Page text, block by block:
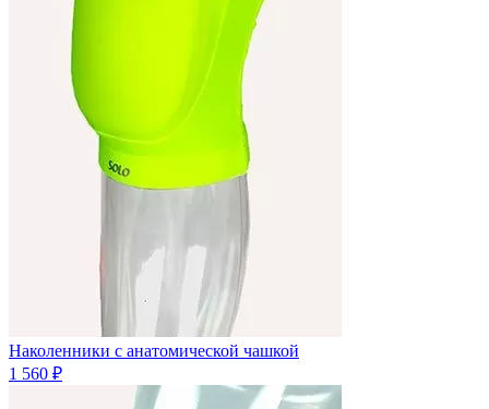
Наколенники с анатомической чашкой
1 560 ₽